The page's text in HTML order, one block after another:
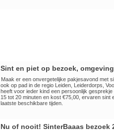
Sint en piet op bezoek,
Maak er een onvergetelijke pakjesavond met
ook op pad in de regio Leiden, Leiderdorps,
heeft voor ieder kind een persoonlijk
15 tot 20 minuten en kost €75,00, ervaren sint
laatste beschikbare tijden.
Nu of nooit! SinterBaaas bezoek